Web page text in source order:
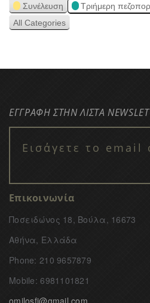
Συνέλευση
Τριήμερη
All Categories
ΕΓΓΡΑΦΗ ΣΤΗΝ ΛΙΣΤΑ
Επικοινωνία
Ποσειδώνος 18, Βούλα, 16673
Αθήνα, Ελλάδα
Phone: 210 9657879
Mobile: 6981101821